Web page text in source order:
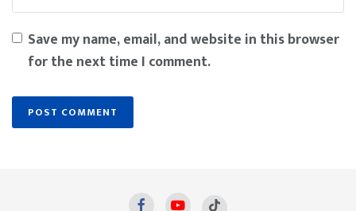
Save my name, email, and website in this browser
for the next time I comment.